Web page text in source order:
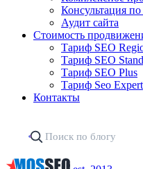
Консультация
Аудит сайта
Стоимость
Тариф SEO
Тариф SEO
Тариф SEO Plus
Тариф Seo Expert
Контакты